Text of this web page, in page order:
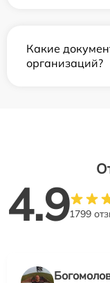
Какие
организаций?
4.91799